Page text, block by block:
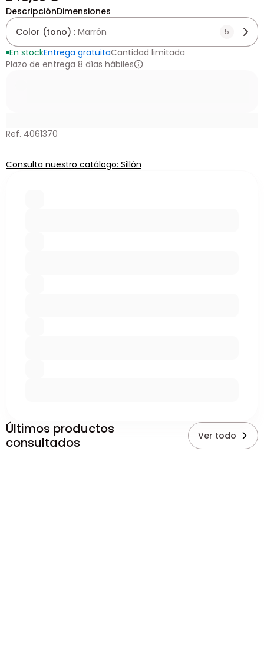
DescripciónDimensiones
Color (tono) : Marrón 5
En stockEntrega gratuitaCantidad limitada
Plazo de entrega 8 días hábiles
Ref. 4061370
Consulta nuestro catálogo: Sillón
Últimos productos
consultados
Ver todo